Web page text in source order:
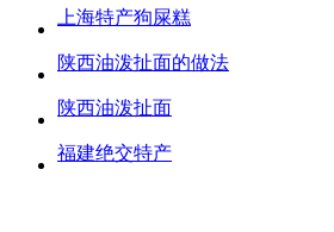
上海特产狗屎糕
陕西油泼扯面的做法
陕西油泼扯面
福建绝交特产